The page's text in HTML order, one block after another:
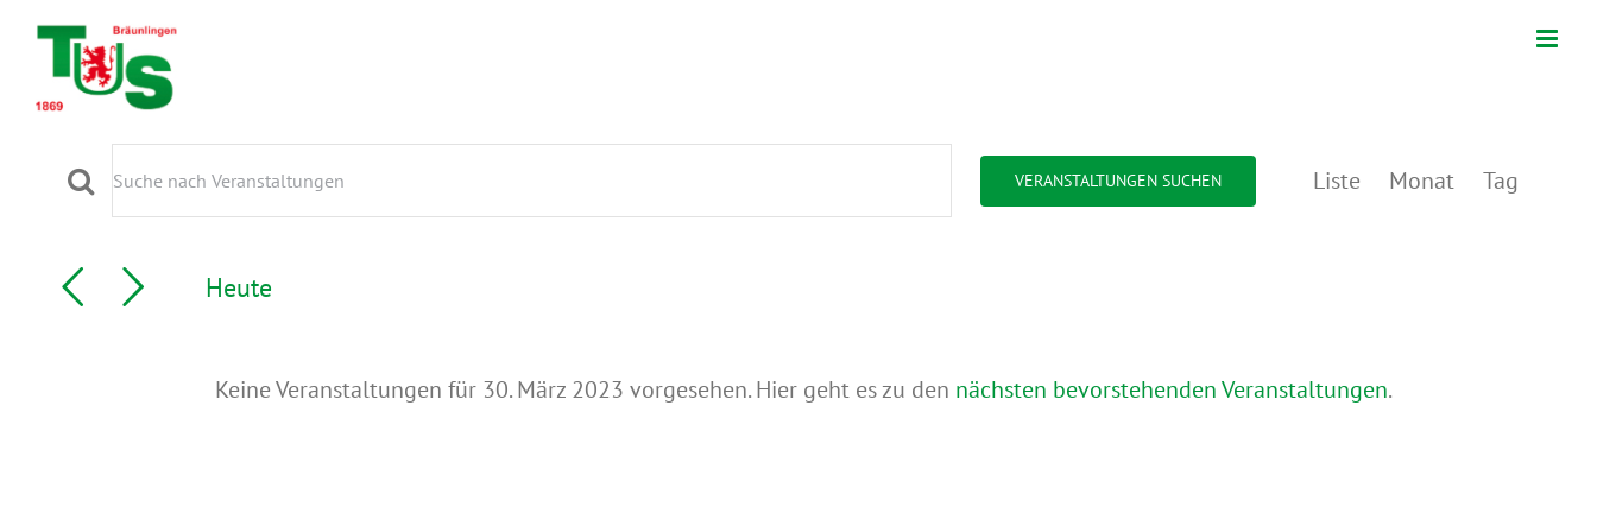
Zum
springen
Veranstaltungen
für
30.
März
Hinweis
Keine Veranstaltungen für 30. März 2023 vorgesehen. Hier geht es zu den nächsten bevorstehenden Veranstaltungen.
Veranstaltungen
und
Ansichten,
Bitte
eingeben.
VERANSTALTUNGEN SUCHEN Liste Monat Tag
Heute